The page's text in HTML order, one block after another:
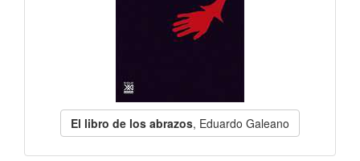
El libro de los abrazos, Eduardo Galeano